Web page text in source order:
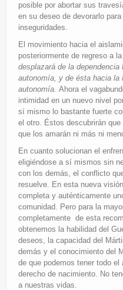
posible por abortar sus
en su deseo de devorarlo
inseguridades.
El movimiento hacia el
posteriormente de regreso a
desplazará de la
autonomía, y de ésta hacia la
autonomía. Ahora el
intimidad en un nuevo nivel
sí mismo lo bastante fuerte
el otro. Éstos descubrirán
que los amarán ni más ni
En cuanto solucionan el
eligiéndose a sí mismos sin
con los demás, el conflicto
resuelve. En esta nueva
completa y auténticamente
comunidad. Pero para la
completamente de esta
obtenemos la habilidad del
deseos, la capacidad del
demás y el conocimiento del
de que podemos tener todo
derecho de nacimiento. No
a nuestras vidas.